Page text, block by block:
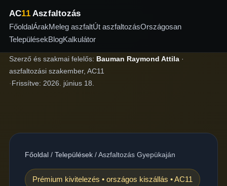
AC11Aszfaltozás
FőoldalÁrakMeleg aszfaltÚt aszfaltozásOrszágosan
TelepülésekBlogKalkulátor
Szerző és szakmai felelős: Bauman Raymond Attila·
aszfaltozási szakember, AC11
·Frissítve: 2026. június 18.
Főoldal/ Települések/Aszfaltozás Gyepükaján
Prémium kivitelezés • országos kiszállás • AC11